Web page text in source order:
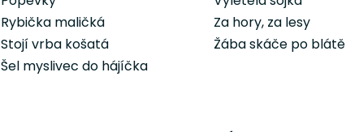
Rybička maličká
Za hory, za lesy
Stojí vrba košatá
Žába skáče po blátě
Šel myslivec do hájíčka